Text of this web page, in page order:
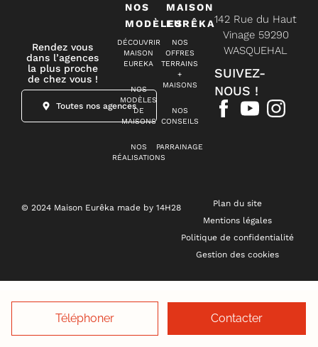
Téléphoner Contacter
Rendez vous
dans l’agences
la plus proche
de chez vous !
Toutes nos agences
NOS
MODÈLES
DÉCOUVRIR
MAISON
EUREKA
NOS
MODÈLES
DE
MAISONS
NOS
RÉALISATIONS
MAISON
EURÊKA
NOS
OFFRES
TERRAINS
+
MAISONS
NOS
CONSEILS
PARRAINAGE
142 Rue du Haut
Vinage 59290
WASQUEHAL
SUIVEZ-
NOUS !
© 2024 Maison Eurêka made by 14H28
Plan du site
Mentions légales
Politique de confidentialité
Gestion des cookies